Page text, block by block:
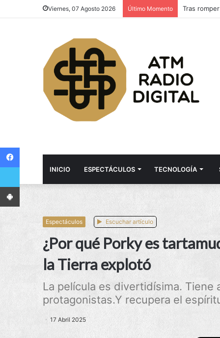
Viernes, 07 Agosto 2026 Último Momento Tras
INICIO ESPECTÁCULOS TECNOLOGÍA
Espectáculos Escuchar artículo
¿Por qué Porky es
la Tierra explotó
La película es divertidísima. Tiene
protagonistas.Y recupera el
17 Abril 2025
App Android